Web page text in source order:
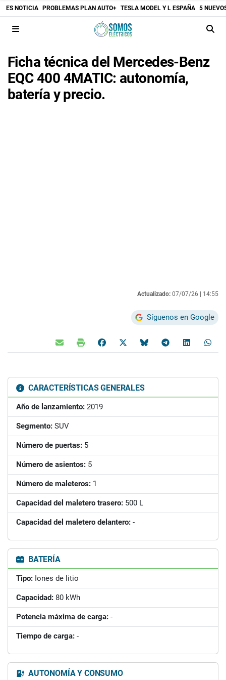
ES NOTICIA PROBLEMAS PLAN AUTO+ TESLA MODEL Y L ESPAÑA 5
Ficha técnica del Mercedes-Benz
EQC 400 4MATIC: autonomía,
batería y precio.
Actualizado: 07/07/26 | 14:55
Síguenos en Google
CARACTERÍSTICAS GENERALES
Año de lanzamiento: 2019
Segmento: SUV
Número de puertas: 5
Número de asientos: 5
Número de maleteros: 1
Capacidad del maletero trasero: 500 L
Capacidad del maletero delantero: -
BATERÍA
Tipo: Iones de litio
Capacidad: 80 kWh
Potencia máxima de carga: -
Tiempo de carga: -
AUTONOMÍA Y CONSUMO